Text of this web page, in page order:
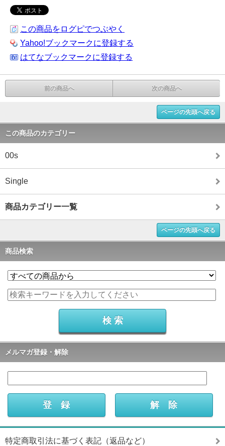
この商品をログピでつぶやく
Yahoo!ブックマークに登録する
はてなブックマークに登録する
前の商品へ 次の商品へ
ページの先頭へ戻る
この商品のカテゴリー
00s
Single
商品カテゴリー一覧
ページの先頭へ戻る
商品検索
メルマガ登録・解除
特定商取引法に基づく表記（返品など）